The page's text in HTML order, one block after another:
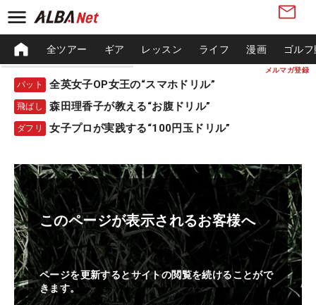
メルマガ登録
全ツアー ギア レッスン ライフ 漫画 ゴル
パット 全英女子OP女王の“スマホドリル”
飛ばし 森田理香子が教える“お腹ドリル”
ダフリ 女子プロが実践する“100円玉ドリル”
このページが表示されるお客様へ
ページを更新するとサイトの閲覧を続けることがで
きます。